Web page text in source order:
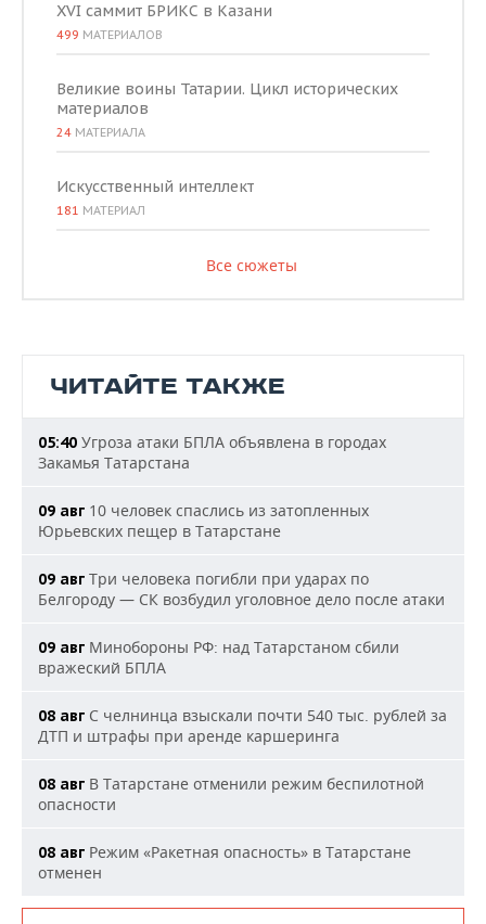
XVI саммит БРИКС в Казани
499 МАТЕРИАЛОВ
Великие воины Татарии. Цикл исторических
материалов
24 МАТЕРИАЛА
Искусственный интеллект
181 МАТЕРИАЛ
Все сюжеты
ЧИТАЙТЕ ТАКЖЕ
05:40 Угроза атаки БПЛА объявлена в городах
Закамья Татарстана
09 авг 10 человек спаслись из затопленных
Юрьевских пещер в Татарстане
09 авг Три человека погибли при ударах по
Белгороду — СК возбудил уголовное дело после атаки
09 авг Минобороны РФ: над Татарстаном сбили
вражеский БПЛА
08 авг С челнинца взыскали почти 540 тыс. рублей за
ДТП и штрафы при аренде каршеринга
08 авг В Татарстане отменили режим беспилотной
опасности
08 авг Режим «Ракетная опасность» в Татарстане
отменен